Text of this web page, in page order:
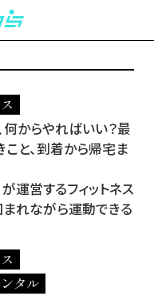
何からやればいい？最
と、到着から帰宅ま
が運営するフィットネス
まれながら運動できる
タル